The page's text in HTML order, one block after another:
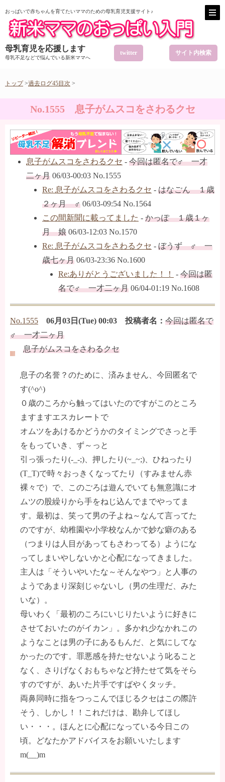
おっぱいで赤ちゃんを育てたいママのための母乳育児支援サイト♪
母乳育児を応援します
母乳不足などで悩んでいる新米ママへ
twitter サイト内検索
トップ>過去ログ45目次 >
No.1555 息子がムスコをさわるクセ
息子がムスコをさわるクセ - 今回は匿名で♂ 一才
二ヶ月 06/03-00:03 No.1555
Re: 息子がムスコをさわるクセ - はなごん １歳
２ヶ月 ♂ 06/03-09:54 No.1564
この間新聞に載ってました - かっぽ １歳１ヶ
月 娘 06/03-12:03 No.1570
Re: 息子がムスコをさわるクセ - ぼうず ♂ 一
歳七ヶ月 06/03-23:36 No.1600
Re:ありがとうございました！！
- 今回は匿
名で♂ 一才二ヶ月 06/04-01:19 No.1608
No.1555 06月03日(Tue) 00:03 投稿者名： 今回は匿名で
♂ 一才二ヶ月
息子がムスコをさわるクセ
息子の名誉？のために、済みません、今回匿名で
す(^o^)
０歳のころから触ってはいたのですがこのところ
ますますエスカレートで
オムツをあけるかどうかのタイミングでさっと手
をもっていき、ず～っと
引っ張ったり(-_-;)、押したり(~_~;)、ひねったり
(T_T)で時々おっきくなってたり（すみません赤
裸々で）で、このごろは遊んでいても無意識にオ
ムツの股繰りから手をねじ込んでまでやってま
す。最初は、笑って男の子よね～なんて言ってた
のですが、幼稚園や小学校なんかで妙な癖のある
（つまりは人目があってもさわってる）ようにな
ってしまいやしないかと心配になってきました。
主人は「そういやいたな～そんなやつ」と人事の
ようであまり深刻じゃないし（男の生理だ、みた
いな）。
母いわく「最初のころにいじりたいように好きに
させておいたのがイカン」。多かれ少なかれこの
ようなことは男の子にあるもんだ、と気にしてな
かったのです。罪悪感を持たせないよう叱ること
なく、さりげなくおもちゃなど持たせて気をそら
すのですが、あいた片手ですばやくタッチ。
両鼻同時に指をつっこんでほじるクセはこの際許
そう、しかし！！これだけは、勘弁してほし
い・・・。ほんとに心配になっている今日この
頃。どなたかアドバイスをお願いいたします
m(__)m